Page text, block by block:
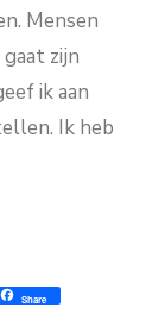
Mensen
zijn
ik aan
Ik heb
Share